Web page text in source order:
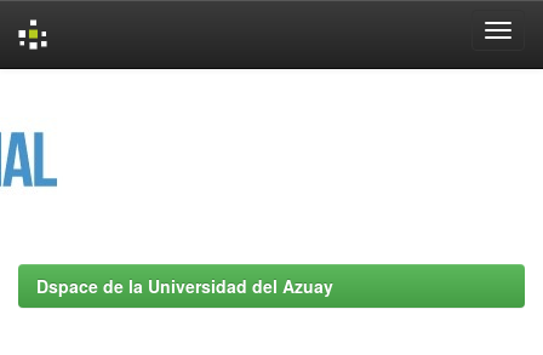
Dspace de la Universidad del Azuay